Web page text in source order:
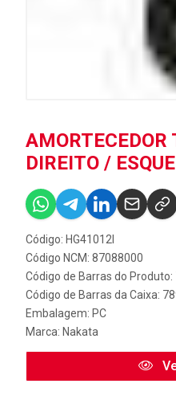
AMORTECEDOR
DIREITO /
Código: HG41012I
Código NCM: 87088000
Código de Barras do
Código de Barras da Caixa:
Embalagem: PC
Marca: Nakata